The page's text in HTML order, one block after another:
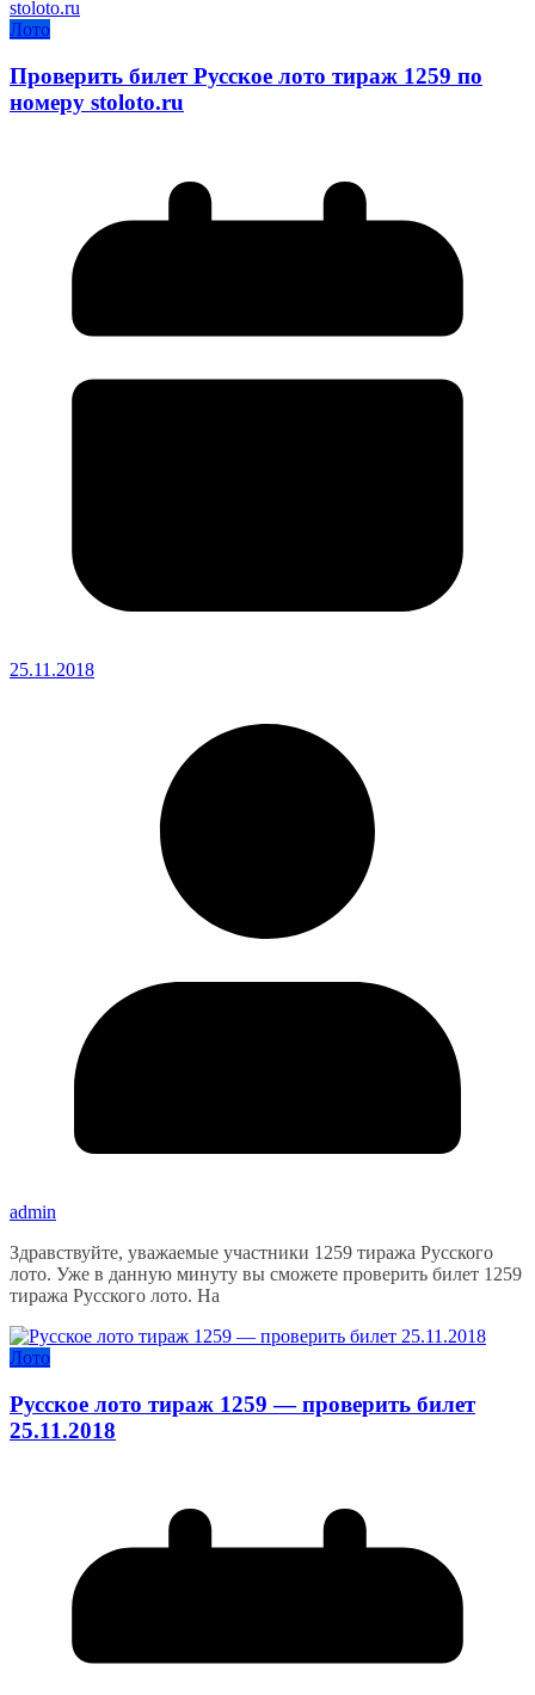
Лото
Проверить билет Русское лото тираж 1259 по
номеру stoloto.ru
25.11.2018
admin
Здравствуйте, уважаемые участники 1259 тиража Русского
лото. Уже в данную минуту вы сможете проверить билет 1259
тиража Русского лото. На
Лото
Русское лото тираж 1259 — проверить билет
25.11.2018